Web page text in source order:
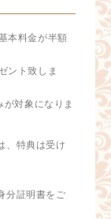
本料金が半額
ント致しま
対象になりま
、特典は受け
分証明書をご